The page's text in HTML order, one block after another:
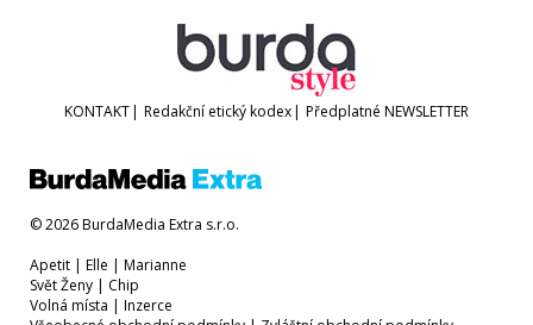
KONTAKT| Redakční etický kodex| Předplatné NEWSLETTER
© 2026 BurdaMedia Extra s.r.o.
Apetit | Elle | Marianne
Svět Ženy | Chip
Volná místa | Inzerce